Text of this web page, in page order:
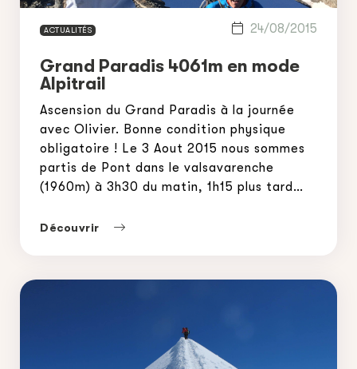
ACTUALITÉS
Grand Paradis 4061m en mode
Alpitrail
Ascension du Grand Paradis à la journée
avec Olivier. Bonne condition physique
obligatoire ! Le 3 Aout 2015 nous sommes
partis de Pont dans le valsavarenche
(1960m) à 3h30 du matin, 1h15 plus tard
thé et changer de chaussures, après une
Découvrir
24/08/2015